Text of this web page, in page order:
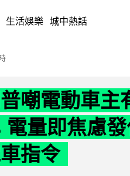
生活娛樂 城中熱話
嘲電動車主
電量即焦慮
指令